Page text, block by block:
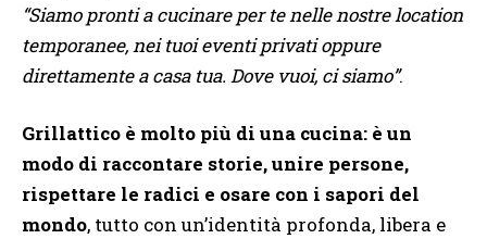
“Siamo pronti a cucinare per te nelle nostre location
temporanee, nei tuoi eventi privati oppure
direttamente a casa tua. Dove vuoi, ci siamo”.
Grillattico è molto più di una cucina: è un
modo di raccontare storie, unire persone,
rispettare le radici e osare con i sapori del
mondo, tutto con un’identità profonda, libera e